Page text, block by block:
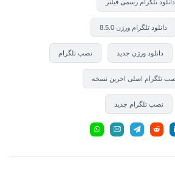
دانلود تلگرام رسمی فیلتر
دانلود تلگرام ورژن 8.5.0
دانلود ورژن جدید نصب تلگرام
تلگرام اصلی اخرین نسخه
نصب تلگرام جدید